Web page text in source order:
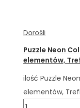
Dorośli
Puzzle Neon
elementów,
ilość Puzzle
elementów, Trefl